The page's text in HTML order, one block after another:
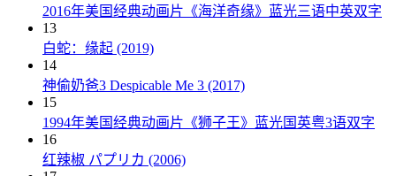
2016年美国经典动画片《海洋奇缘》蓝光三语中英双字
13
白蛇：缘起 (2019)
14
神偷奶爸3 Despicable Me 3 (2017)
15
1994年美国经典动画片《狮子王》蓝光国英粤3语双字
16
红辣椒 パプリカ (2006)